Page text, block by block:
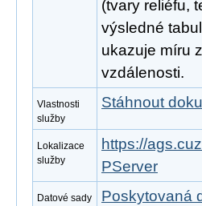
(tvary reliéfu,
výsledné
ukazuje míru
vzdálenosti.
Vlastnosti
služby
Stáhnout
Lokalizace
služby
https://
PServer
Datové sady
Poskytovaná